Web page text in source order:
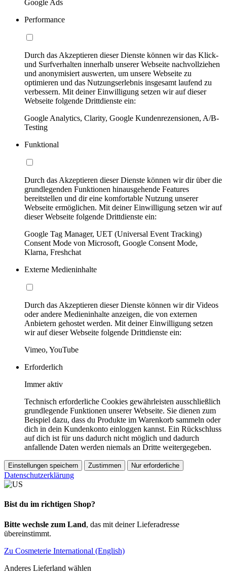
Google Ads
Performance
Durch das Akzeptieren dieser Dienste können wir das Klick-
und Surfverhalten innerhalb unserer Webseite nachvollziehen
und anonymisiert auswerten, um unsere Webseite zu
optimieren und das Nutzungserlebnis insgesamt laufend zu
verbessern. Mit deiner Einwilligung setzen wir auf dieser
Webseite folgende Drittdienste ein:
Google Analytics, Clarity, Google Kundenrezensionen, A/B-
Testing
Funktional
Durch das Akzeptieren dieser Dienste können wir dir über die
grundlegenden Funktionen hinausgehende Features
bereitstellen und dir eine komfortable Nutzung unserer
Webseite ermöglichen. Mit deiner Einwilligung setzen wir auf
dieser Webseite folgende Drittdienste ein:
Google Tag Manager, UET (Universal Event Tracking)
Consent Mode von Microsoft, Google Consent Mode,
Klarna, Freshchat
Externe Medieninhalte
Durch das Akzeptieren dieser Dienste können wir dir Videos
oder andere Medieninhalte anzeigen, die von externen
Anbietern gehostet werden. Mit deiner Einwilligung setzen
wir auf dieser Webseite folgende Drittdienste ein:
Vimeo, YouTube
Erforderlich
Immer aktiv
Technisch erforderliche Cookies gewährleisten ausschließlich
grundlegende Funktionen unserer Webseite. Sie dienen zum
Beispiel dazu, dass du Produkte im Warenkorb sammeln oder
dich in dein Kundenkonto einloggen kannst. Ein Rückschluss
auf dich ist für uns dadurch nicht möglich und dadurch
anfallende Daten werden niemals an Dritte weitergegeben.
Einstellungen speichern Zustimmen Nur erforderliche
Datenschutzerklärung
Bist du im richtigen Shop?
Bitte wechsle zum Land, das mit deiner Lieferadresse
übereinstimmt.
Zu Cosmeterie International (English)
Anderes Lieferland wählen